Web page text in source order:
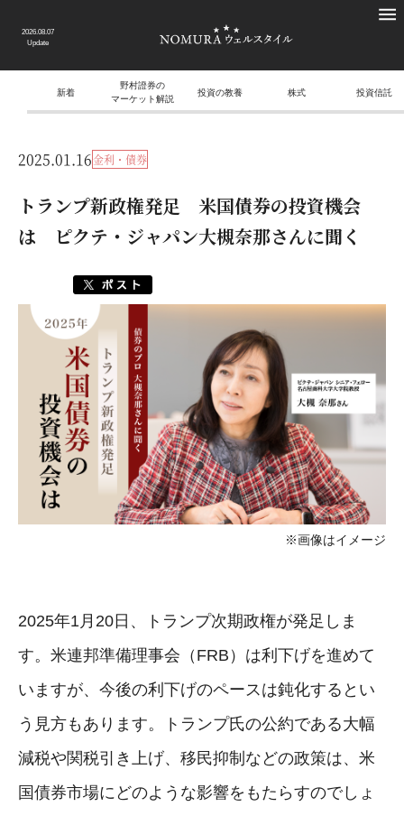
2026.08.07
Update
新着
野村證券の
マーケット解説
投資の教養 株式 投資信託
2025.01.16金利・債券
トランプ新政権発足 米国債券の投資機会
は ピクテ・ジャパン大槻奈那さんに聞く
※画像はイメージ
2025年1月20日、トランプ次期政権が発足しま
す。米連邦準備理事会（FRB）は利下げを進めて
いますが、今後の利下げのペースは鈍化するとい
う見方もあります。トランプ氏の公約である大幅
減税や関税引き上げ、移民抑制などの政策は、米
国債券市場にどのような影響をもたらすのでしょ